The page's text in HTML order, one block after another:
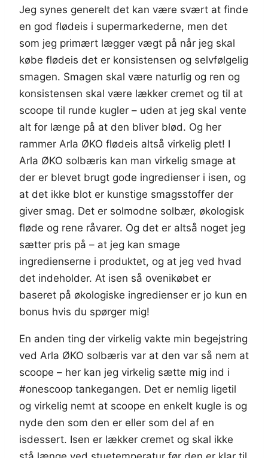
Jeg synes generelt det kan være svært at finde
en god flødeis i supermarkederne, men det
som jeg primært lægger vægt på når jeg skal
købe flødeis det er konsistensen og selvfølgelig
smagen. Smagen skal være naturlig og ren og
konsistensen skal være lækker cremet og til at
scoope til runde kugler – uden at jeg skal vente
alt for længe på at den bliver blød. Og her
rammer Arla ØKO flødeis altså virkelig plet! I
Arla ØKO solbæris kan man virkelig smage at
der er blevet brugt gode ingredienser i isen, og
at det ikke blot er kunstige smagsstoffer der
giver smag. Det er solmodne solbær, økologisk
fløde og rene råvarer. Og det er altså noget jeg
sætter pris på – at jeg kan smage
ingredienserne i produktet, og at jeg ved hvad
det indeholder. At isen så ovenikøbet er
baseret på økologiske ingredienser er jo kun en
bonus hvis du spørger mig!
En anden ting der virkelig vakte min begejstring
ved Arla ØKO solbæris var at den var så nem at
scoope – her kan jeg virkelig sætte mig ind i
#onescoop tankegangen. Det er nemlig ligetil
og virkelig nemt at scoope en enkelt kugle is og
nyde den som den er eller som del af en
isdessert. Isen er lækker cremet og skal ikke